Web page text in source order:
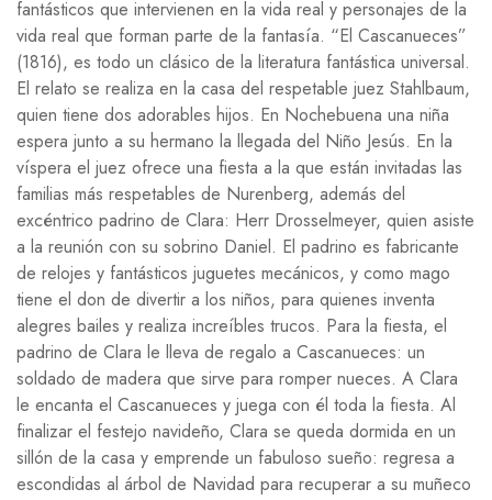
fantásticos que intervienen en la vida real y personajes de la
vida real que forman parte de la fantasía. “El Cascanueces”
(1816), es todo un clásico de la literatura fantástica universal.
El relato se realiza en la casa del respetable juez Stahlbaum,
quien tiene dos adorables hijos. En Nochebuena una niña
espera junto a su hermano la llegada del Niño Jesús. En la
víspera el juez ofrece una fiesta a la que están invitadas las
familias más respetables de Nurenberg, además del
excéntrico padrino de Clara: Herr Drosselmeyer, quien asiste
a la reunión con su sobrino Daniel. El padrino es fabricante
de relojes y fantásticos juguetes mecánicos, y como mago
tiene el don de divertir a los niños, para quienes inventa
alegres bailes y realiza increíbles trucos. Para la fiesta, el
padrino de Clara le lleva de regalo a Cascanueces: un
soldado de madera que sirve para romper nueces. A Clara
le encanta el Cascanueces y juega con él toda la fiesta. Al
finalizar el festejo navideño, Clara se queda dormida en un
sillón de la casa y emprende un fabuloso sueño: regresa a
escondidas al árbol de Navidad para recuperar a su muñeco